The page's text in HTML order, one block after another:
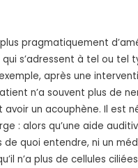
pragmatiquement
s’adressent à tel ou tel
après une
n’a souvent plus de
un acouphène. Il est
: alors qu’une aide
de quoi entendre, ni un
n’a plus de cellules